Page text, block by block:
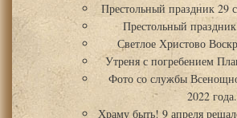
Престольный праздник 29
Престольный
Светлое Христово
Утреня с погребением
Фото со службы
2022 года.
Храму быть! 9 апреля